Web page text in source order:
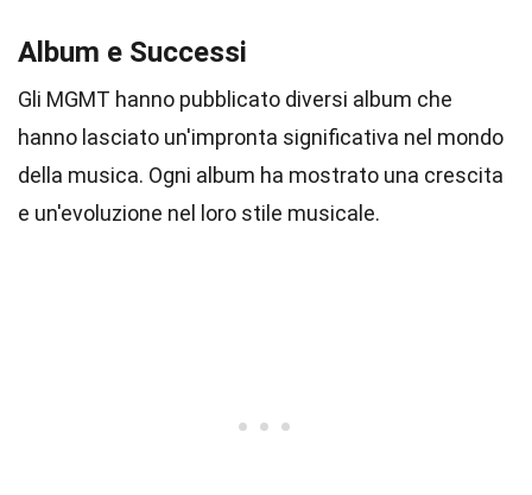
Album e Successi
Gli MGMT hanno pubblicato diversi album che
hanno lasciato un'impronta significativa nel mondo
della musica. Ogni album ha mostrato una crescita
e un'evoluzione nel loro stile musicale.